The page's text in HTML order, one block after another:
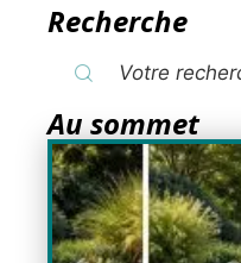
Recherche
Au sommet